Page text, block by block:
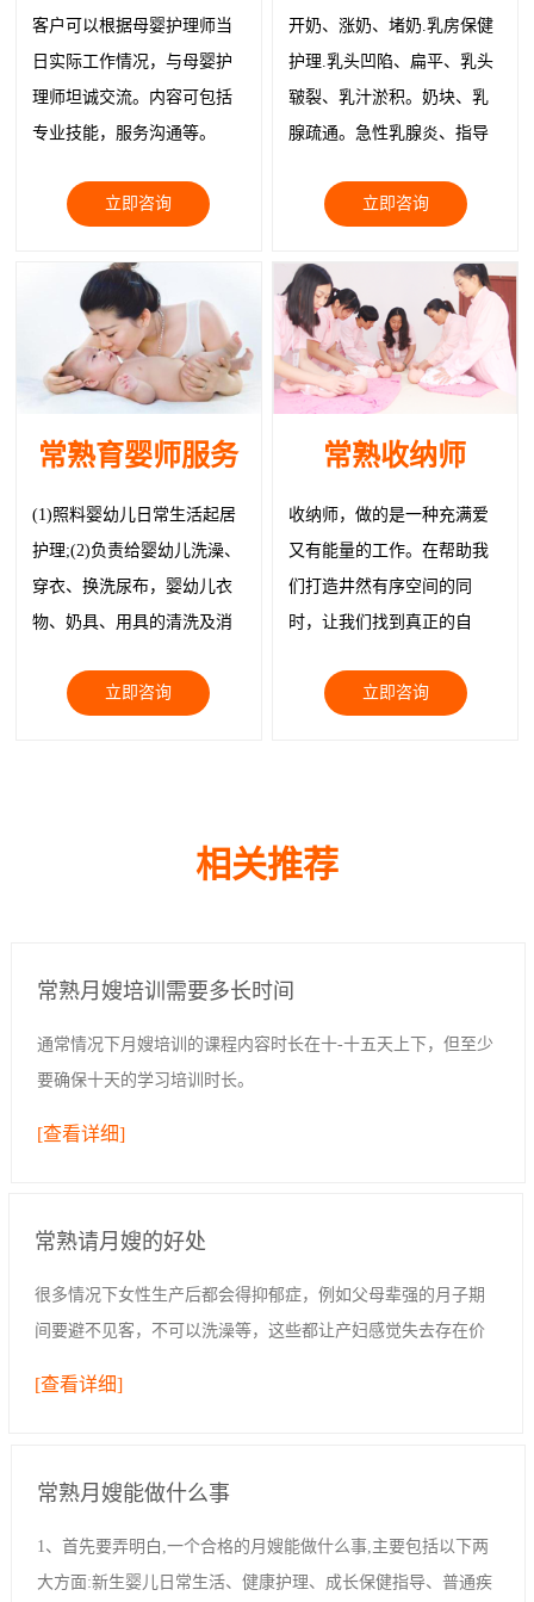
客户可以根据母婴护理师当
日实际工作情况，与母婴护
理师坦诚交流。内容可包括
专业技能，服务沟通等。
立即咨询
开奶、涨奶、堵奶.乳房保健
护理.乳头凹陷、扁平、乳头
皲裂、乳汁淤积。奶块、乳
腺疏通。急性乳腺炎、指导
腺缓解症状、追奶；乳房韧
立即咨询
常熟育婴师服务
(1)照料婴幼儿日常生活起居
护理;(2)负责给婴幼儿洗澡、
穿衣、换洗尿布，婴幼儿衣
物、奶具、用具的清洗及消
领婴幼儿玩耍;立即咨询
常熟收纳师
收纳师，做的是一种充满爱
又有能量的工作。在帮助我
们打造井然有序空间的同
时，让我们找到真正的自
以待。
立即咨询
相关推荐
常熟月嫂培训需要多长时间
通常情况下月嫂培训的课程内容时长在十-十五天上下，但至少
要确保十天的学习培训时长。
[查看详细]
常熟请月嫂的好处
很多情况下女性生产后都会得抑郁症，例如父母辈强的月子期
间要避不见客，不可以洗澡等，这些都让产妇感觉失去存在价
[查看详细]
常熟月嫂能做什么事
1、首先要弄明白,一个合格的月嫂能做什么事,主要包括以下两
大方面:新生婴儿日常生活、健康护理、成长保健指导、普通疾